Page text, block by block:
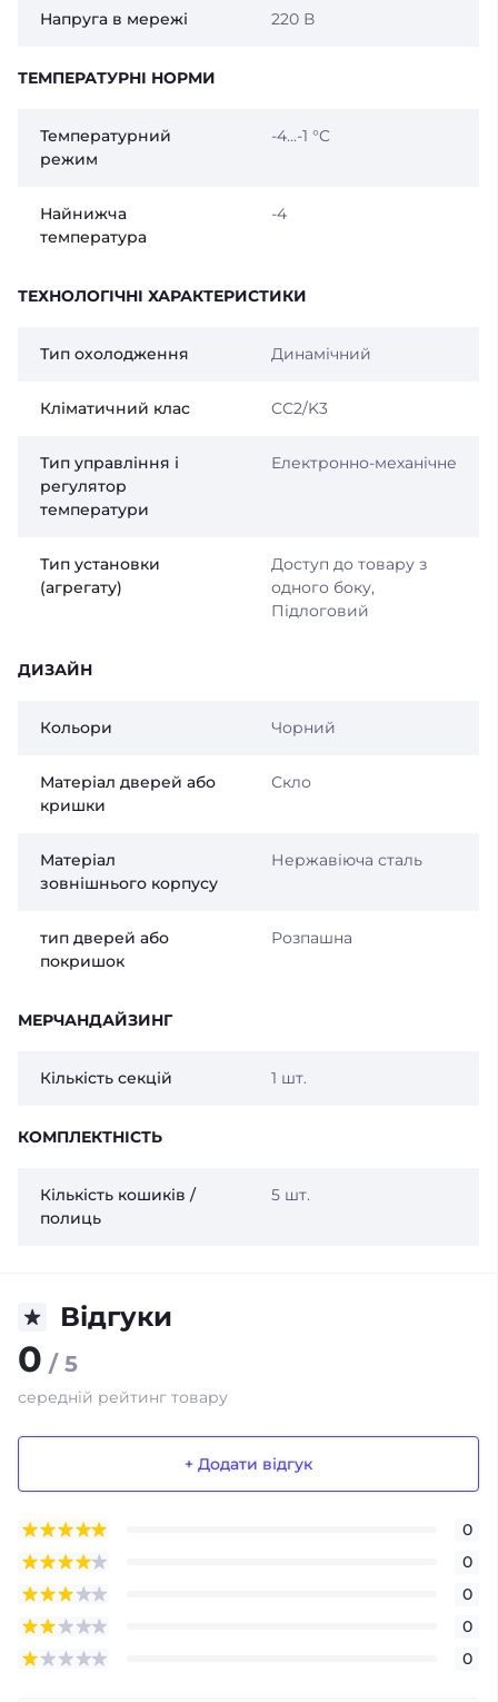
Напруга в мережі 220 В
ТЕМПЕРАТУРНІ НОРМИ
Температурний
режим
-4...-1 °C
Найнижча
температура
-4
ТЕХНОЛОГІЧНІ ХАРАКТЕРИСТИКИ
Тип охолодження Динамічний
Кліматичний клас CC2/K3
Тип управління і
регулятор
температури
Електронно-механічне
Тип установки
(агрегату)
Доступ до товару з
одного боку,
Підлоговий
ДИЗАЙН
Кольори Чорний
Матеріал дверей або
кришки
Скло
Матеріал
зовнішнього корпусу
Нержавіюча сталь
тип дверей або
покришок
Розпашна
МЕРЧАНДАЙЗИНГ
Кількість секцій 1 шт.
КОМПЛЕКТНІСТЬ
Кількість кошиків /
полиць
5 шт.
Відгуки
0 / 5
середній рейтинг товару
+ Додати відгук
0
0
0
0
0